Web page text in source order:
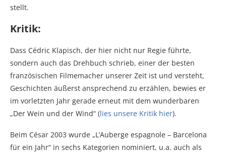
stellt.
Kritik:
Dass Cédric Klapisch, der hier nicht nur Regie führte,
sondern auch das Drehbuch schrieb, einer der besten
französischen Filmemacher unserer Zeit ist und versteht,
Geschichten äußerst ansprechend zu erzählen, bewies er
im vorletzten Jahr gerade erneut mit dem wunderbaren
„Der Wein und der Wind“ (lies unsere Kritik hier).
Beim César 2003 wurde „L’Auberge espagnole – Barcelona
für ein Jahr“ in sechs Kategorien nominiert, u.a. auch als